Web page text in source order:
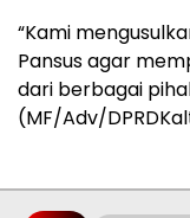
“Kami
Pansus agar
dari berbagai
(MF/Adv/